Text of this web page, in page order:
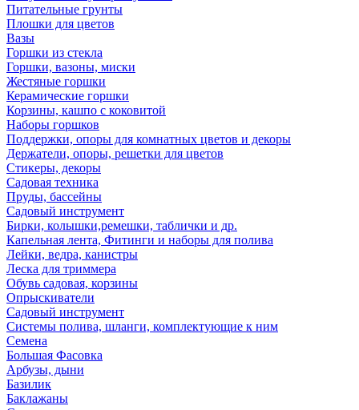
Питательные грунты
Плошки для цветов
Вазы
Горшки из стекла
Горшки, вазоны, миски
Жестяные горшки
Керамические горшки
Корзины, кашпо с коковитой
Наборы горшков
Поддержки, опоры для комнатных цветов и декоры
Держатели, опоры, решетки для цветов
Стикеры, декоры
Садовая техника
Пруды, бассейны
Садовый инструмент
Бирки, колышки,ремешки, таблички и др.
Капельная лента, Фитинги и наборы для полива
Лейки, ведра, канистры
Леска для триммера
Обувь садовая, корзины
Опрыскиватели
Садовый инструмент
Системы полива, шланги, комплектующие к ним
Семена
Большая Фасовка
Арбузы, дыни
Базилик
Баклажаны